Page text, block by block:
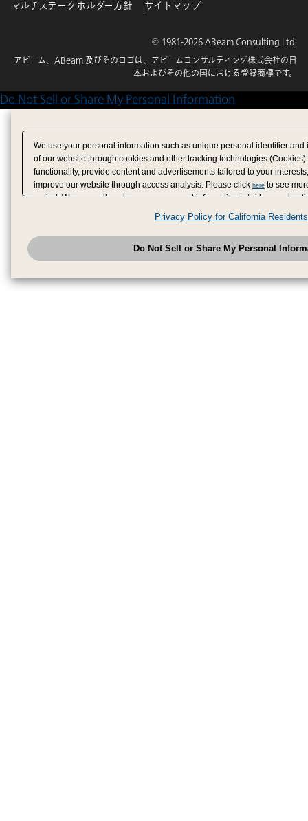
マルチステークホルダー方針 サイトマップ
© 1981-2026 ABeam Consulting Ltd.
アビーム、ABeam 及びそのロゴは、アビームコンサルティング株式会社の日
本およびその他の国における登録商標です。
Do Not Sell or Share My Personal Information
We use your personal information such as unique personal identifier
of our website through cookies and other tracking technologies
functionality, provide content and advertisements tailored to your
improve our website through access analysis. Please click here to see
period. We may sell or share your personal information to/with our
analytics service partners. These partners may combine the data shared
have provided to them or that they have collected from your use of their
analyze and optimize advertisements delivered to you by businesses
have the right to opt out of sale or share of your personal information by
to exercise your right. If we have detected an opt-out
honored.Change your sell or share preference
Privacy Policy for California Residents
Do Not Sell or Share My Personal